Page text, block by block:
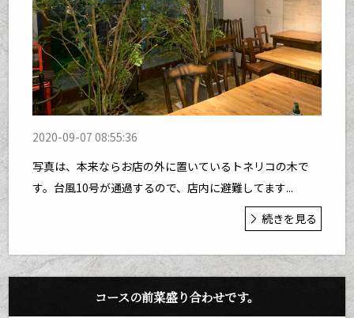
2020-09-07 08:55:36
写真は、本来ならお店の外に置いているトネリコの木で
す。台風10号が通過するので、店内に避難してます...
続きを見る
コースの前菜盛り合わせです。